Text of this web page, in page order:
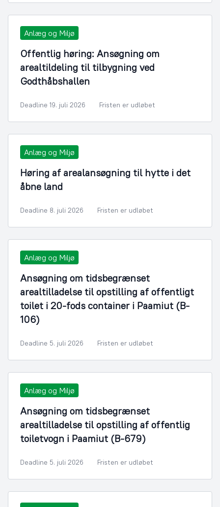
Anlæg og Miljø
Offentlig høring: Ansøgning om
arealtildeling til tilbygning ved
Godthåbshallen
Deadline 19. juli 2026 Fristen er udløbet
Anlæg og Miljø
Høring af arealansøgning til hytte i det
åbne land
Deadline 8. juli 2026 Fristen er udløbet
Anlæg og Miljø
Ansøgning om tidsbegrænset
arealtilladelse til opstilling af offentligt
toilet i 20-fods container i Paamiut (B-
106)
Deadline 5. juli 2026 Fristen er udløbet
Anlæg og Miljø
Ansøgning om tidsbegrænset
arealtilladelse til opstilling af offentlig
toiletvogn i Paamiut (B-679)
Deadline 5. juli 2026 Fristen er udløbet